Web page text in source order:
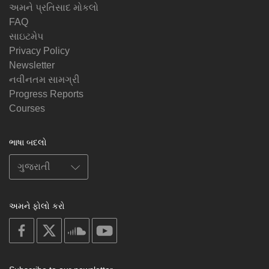
અમને પ્રતિસાદ મોકલો
FAQ
સાઇટમેપ
Privacy Policy
Newsletter
નવીનતમ સામગ્રી
Progress Reports
Courses
ભાષા બદલો
અમને ફોલો કરો
on
facebook
soundcloud